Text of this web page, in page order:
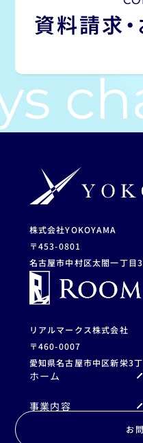
資料請求・
株式会社YOKOYAMA
〒453-0801
名古屋市中村区太閤一丁目
リアルマークス株式会社
〒460-0007
愛知県名古屋市中区新栄3
ホーム
事業内容
お